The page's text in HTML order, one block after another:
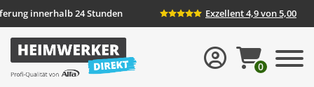
innerhalb 24 Stunden Exzellent 4,9 von 5,00
0